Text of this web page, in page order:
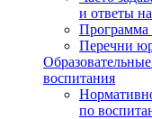
и ответы
Программа
Перечни
воспитания
по